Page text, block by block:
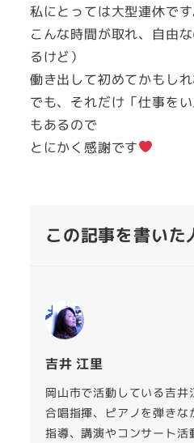
私にとっては大型連休です
こんな時間が取れ、自由
るけど）
働き出して初めてかもしれ
でも、それだけ「仕事を
もあるので
とにかく感謝です
この記事を書いた
吉井 江里
岡山市で活動している吉井
合唱指揮、ピアノを弾き
指導、講演やコンサート活